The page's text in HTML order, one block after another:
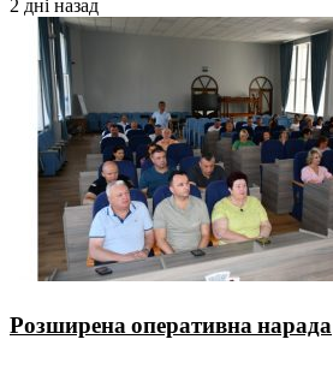
2 дні назад
Розширена оперативна нарада